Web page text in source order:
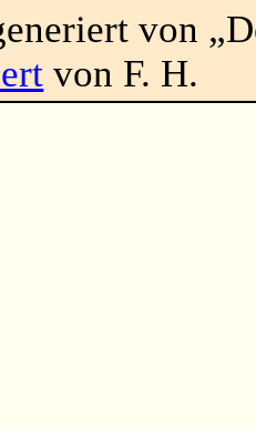
von
von F. H.